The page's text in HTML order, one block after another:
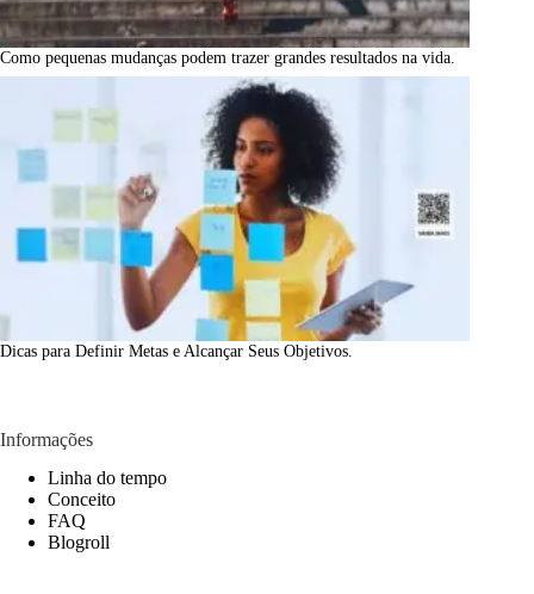
Como pequenas mudanças podem trazer grandes resultados na vida.
Dicas para Definir Metas e Alcançar Seus Objetivos.
Informações
Linha do tempo
Conceito
FAQ
Blogroll